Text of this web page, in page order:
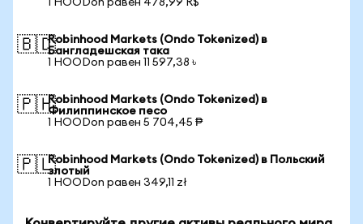
1 HOODon равен 478,99 R$
🇧🇩Robinhood Markets (Ondo Tokenized) в
Бангладешская така
1 HOODon равен 11 597,38 ৳
🇵🇭Robinhood Markets (Ondo Tokenized) в
Филиппинское песо
1 HOODon равен 5 704,45 ₱
🇵🇱Robinhood Markets (Ondo Tokenized) в Польский
злотый
1 HOODon равен 349,11 zł